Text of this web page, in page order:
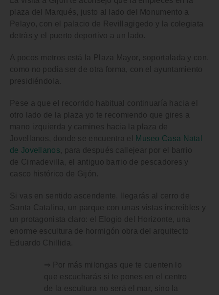
plaza del Marqués, justo al lado del
Monumento a
Pelayo, con el palacio de Revillagigedo y la colegiata
detrás y el puerto deportivo a un lado.
A pocos metros está la Plaza Mayor, soportalada y con,
como no podía ser de otra forma, con el ayuntamiento
presidiéndola.
Pese a que el recorrido habitual continuaría hacia el
otro lado de la plaza yo te recomiendo que gires a
mano izquierda y camines hacia la plaza de
Jovellanos, donde se encuentra el
Museo Casa Natal
de Jovellanos, para después callejear por el barrio
de Cimadevilla , el antiguo barrio de pescadores y
casco histórico de Gijón.
Si vas en sentido ascendente, llegarás al cerro de
Santa Catalina , un parque con unas vistas increíbles y
un protagonista claro: el
Elogio del Horizonte, una
enorme escultura de hormigón obra del arquitecto
Eduardo Chillida.
⇒ Por más milongas que te cuenten lo
que escucharás si te pones en el centro
de la escultura no será el mar, sino la